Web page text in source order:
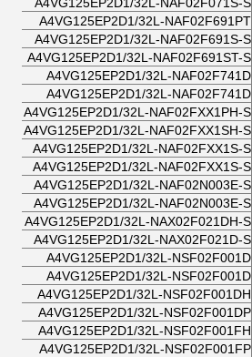
A4VG125EP2D1/32L-NAF02F071S-S
A4VG125EP2D1/32L-NAF02F691PT
A4VG125EP2D1/32L-NAF02F691S-S
A4VG125EP2D1/32L-NAF02F691ST-S
A4VG125EP2D1/32L-NAF02F741D
A4VG125EP2D1/32L-NAF02F741D
A4VG125EP2D1/32L-NAF02FXX1PH-S
A4VG125EP2D1/32L-NAF02FXX1SH-S
A4VG125EP2D1/32L-NAF02FXX1S-S
A4VG125EP2D1/32L-NAF02FXX1S-S
A4VG125EP2D1/32L-NAF02N003E-S
A4VG125EP2D1/32L-NAF02N003E-S
A4VG125EP2D1/32L-NAX02F021DH-S
A4VG125EP2D1/32L-NAX02F021D-S
A4VG125EP2D1/32L-NSF02F001D
A4VG125EP2D1/32L-NSF02F001D
A4VG125EP2D1/32L-NSF02F001DH
A4VG125EP2D1/32L-NSF02F001DP
A4VG125EP2D1/32L-NSF02F001FH
A4VG125EP2D1/32L-NSF02F001FP